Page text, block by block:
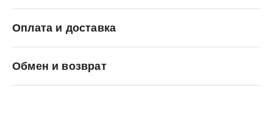
Оплата и доставка
Обмен и возврат